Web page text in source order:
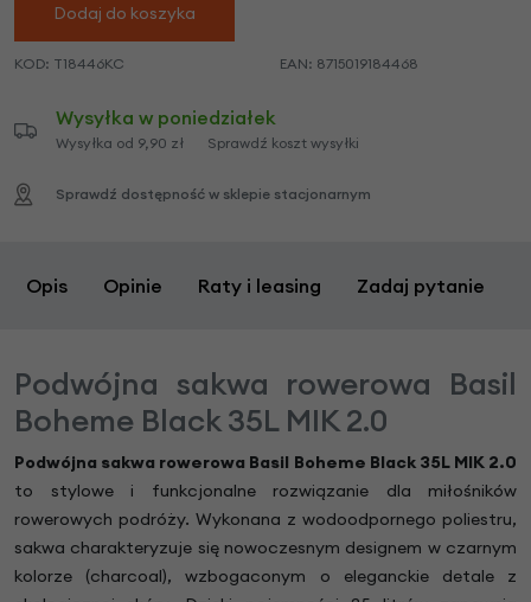
Dodaj do koszyka
KOD: T18446KC EAN: 8715019184468
Wysyłka w poniedziałek
Wysyłka od 9,90 zł Sprawdź koszt wysyłki
Sprawdź dostępność w sklepie stacjonarnym
Opis Opinie Raty i leasing Zadaj pytanie
Podwójna sakwa rowerowa Basil
Boheme Black 35L MIK 2.0
Podwójna sakwa rowerowa Basil Boheme Black 35L MIK 2.0
to stylowe i funkcjonalne rozwiązanie dla miłośników
rowerowych podróży. Wykonana z wodoodpornego poliestru,
sakwa charakteryzuje się nowoczesnym designem w czarnym
kolorze (charcoal), wzbogaconym o eleganckie detale z